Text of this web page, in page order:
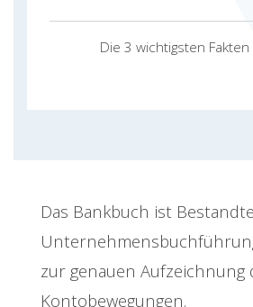
Die 3 wichtigsten
Das Bankbuch ist
zur genauen Aufzeichnung
Kontobewegungen.